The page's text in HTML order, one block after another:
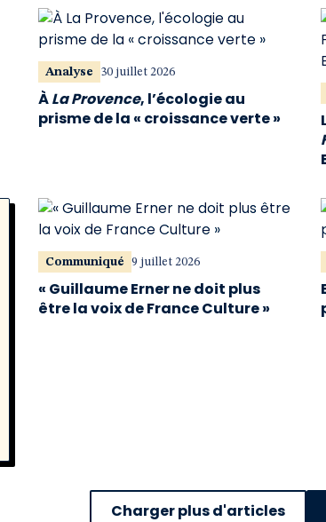
Analyse 30 juillet 2026
ÀLa Provence, l’écologie au
prisme de la « croissance verte »
Communiqué 9 juillet 2026
« Guillaume Erner ne doit plus
être la voix de France Culture »
Charger plus d'articles